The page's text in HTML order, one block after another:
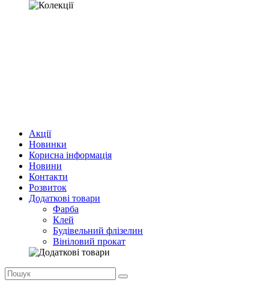
Акції
Новинки
Корисна інформація
Новини
Контакти
Розвиток
Додаткові товари
Фарба
Клей
Будівельний флізелин
Вініловий прокат